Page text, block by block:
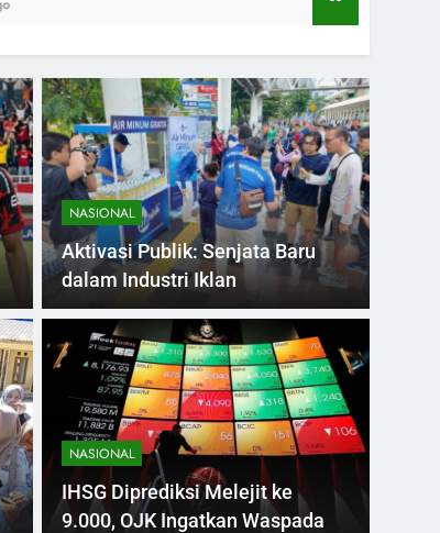
Pamen Polri
tinggi (pati) dan perwira menengah
NASIONAL
Aktivasi Publik: Senjata Baru
dalam Industri Iklan
NASIONAL
IHSG Diprediksi Melejit ke
9.000, OJK Ingatkan Waspada